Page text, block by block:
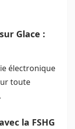
Glace :
électronique
toute
la FSHG